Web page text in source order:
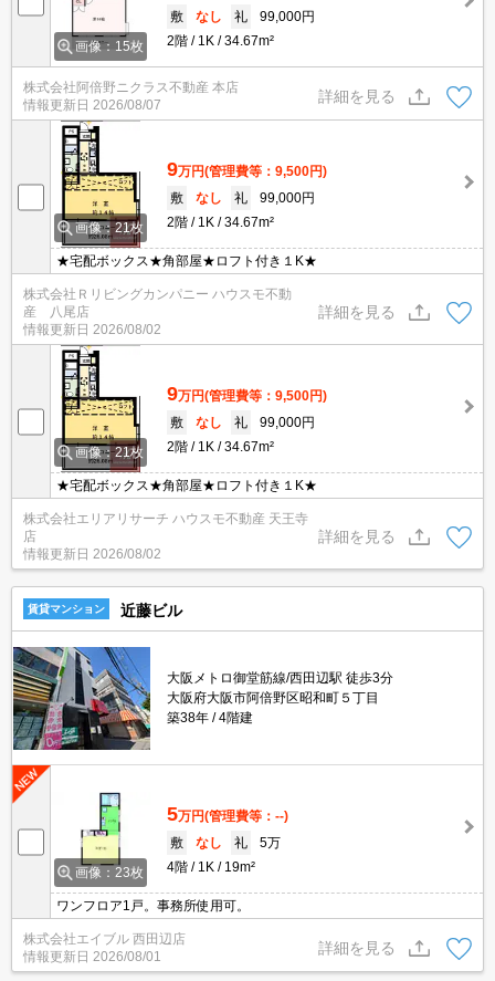
画像：15枚
敷
なし 礼
99,000円
2階
1K 34.67m²
株式会社阿倍野ニクラス不動産 本店
情報更新日 2026/08/07
詳細を見る
画像：21枚
9万円(管理費等：9,500円)
敷
なし 礼
99,000円
2階
1K 34.67m²
★宅配ボックス★角部屋★ロフト付き１K★
株式会社Ｒリビングカンパニー ハウスモ不動
産 八尾店
情報更新日 2026/08/02
詳細を見る
画像：21枚
9万円(管理費等：9,500円)
敷
なし 礼
99,000円
2階
1K 34.67m²
★宅配ボックス★角部屋★ロフト付き１K★
株式会社エリアリサーチ ハウスモ不動産 天王寺
店
情報更新日 2026/08/02
詳細を見る
賃貸マンション 近藤ビル
大阪メトロ御堂筋線/西田辺駅 徒歩3分
大阪府大阪市阿倍野区昭和町５丁目
築38年
4階建
画像：23枚
5万円(管理費等：--)
敷
なし 礼
5万
4階
1K 19m²
ワンフロア1戸。事務所使用可。
株式会社エイブル 西田辺店
情報更新日 2026/08/01
詳細を見る